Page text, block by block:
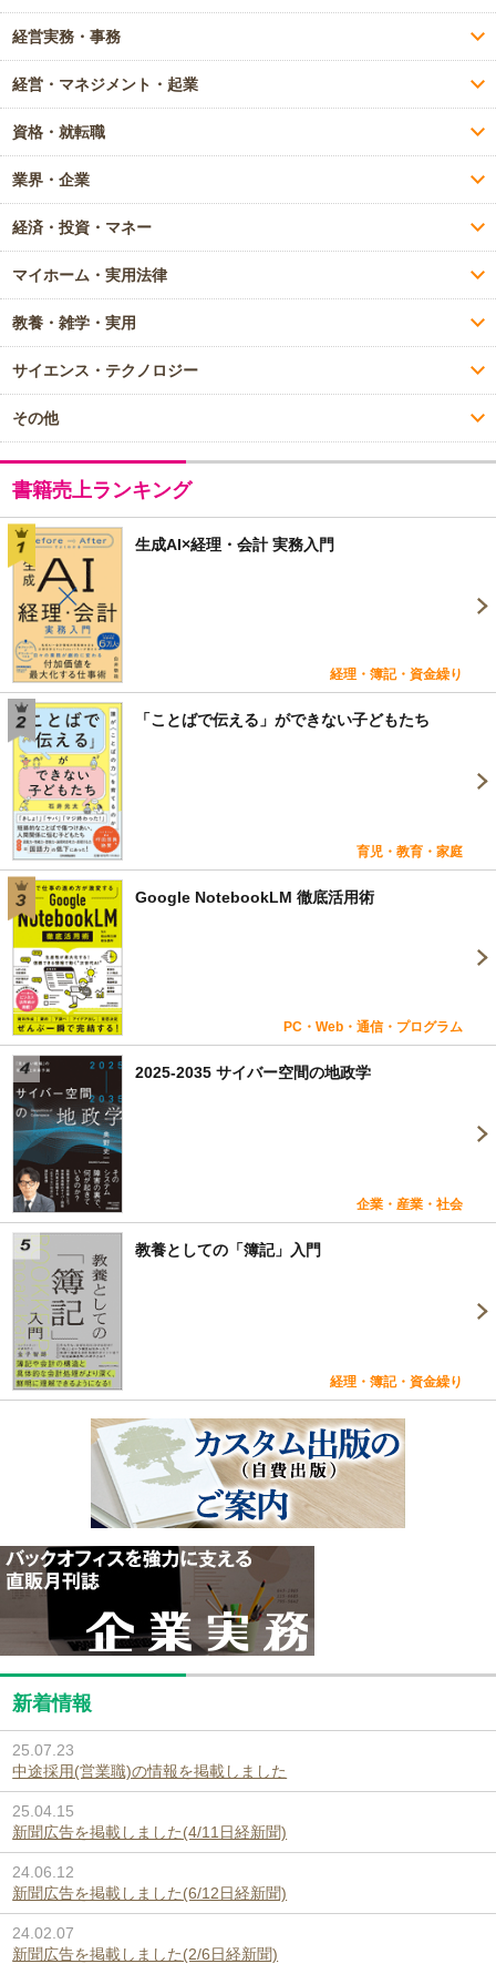
経営実務・事務
経営・マネジメント・起業
資格・就転職
業界・企業
経済・投資・マネー
マイホーム・実用法律
教養・雑学・実用
サイエンス・テクノロジー
その他
書籍売上ランキング
生成AI×経理・会計 実務入門
経理・簿記・資金繰り
「ことばで伝える」ができない子どもたち
育児・教育・家庭
Google NotebookLM 徹底活用術
PC・Web・通信・プログラム
2025-2035 サイバー空間の地政学
企業・産業・社会
教養としての「簿記」入門
経理・簿記・資金繰り
新着情報
25.07.23
中途採用(営業職)の情報を掲載しました
25.04.15
新聞広告を掲載しました(4/11日経新聞)
24.06.12
新聞広告を掲載しました(6/12日経新聞)
24.02.07
新聞広告を掲載しました(2/6日経新聞)